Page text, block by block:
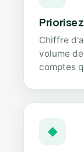
Chiffre
volume
comptes
◆